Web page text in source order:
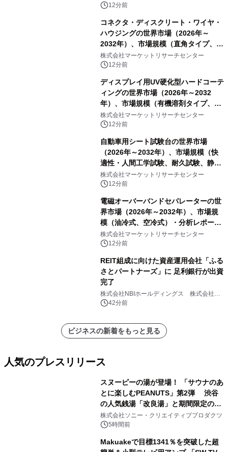
12分前
コネクタ・ディスクリート・ワイヤ・
ハウジングの世界市場（2026年～
2032年）、市場規模（直角タイプ、T
型、Y型）・分析レポートを発表
株式会社マーケットリサーチセンター
12分前
ディスプレイ用UV硬化型ハードコーテ
ィングの世界市場（2026年～2032
年）、市場規模（有機溶剤タイプ、無
機溶剤タイプ、その他）・分析レポー
トを発表
株式会社マーケットリサーチセンター
12分前
自動車用シート試験台の世界市場
（2026年～2032年）、市場規模（快
適性・人間工学試験、耐久試験、静的
試験、動的試験、その他）・分析レポ
ートを発表
株式会社マーケットリサーチセンター
12分前
電磁オーバーバンドセパレーターの世
界市場（2026年～2032年）、市場規
模（油冷式、空冷式）・分析レポート
を発表
株式会社マーケットリサーチセンター
12分前
REIT組成に向けた資産運用会社「ふる
さとパートナーズ」に 足利銀行が出資
完了
株式会社NBIホールディングス 株式会社
PROSPER
42分前
ビジネスの新着をもっと見る
人気のプレスリリース
スヌーピーの湯が登場！ 「サウナのあ
とに楽しむPEANUTS」第2弾 渋谷
の人気銭湯「改良湯」と期間限定のコ
ラボレーション サウナイキタイコラ
ボグッズも発売決定！
株式会社ソニー・クリエイティブプロダクツ
5時間前
Makuakeで目標1341％を突破した超